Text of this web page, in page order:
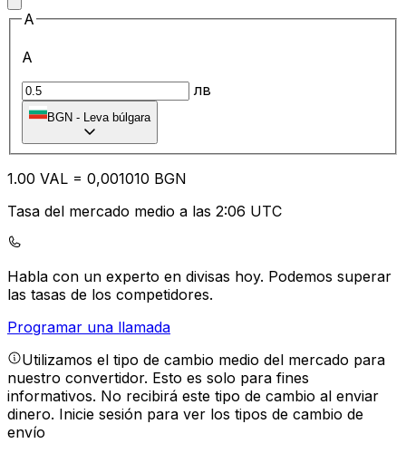
A
A
лв
BGN - Leva búlgara
1.00 VAL = 0,001010 BGN
Tasa del mercado medio a las 2:06 UTC
Habla con un experto en divisas hoy. Podemos superar
las tasas de los competidores.
Programar una llamada
Utilizamos el tipo de cambio medio del mercado para
nuestro convertidor. Esto es solo para fines
informativos. No recibirá este tipo de cambio al enviar
dinero. Inicie sesión para ver los tipos de cambio de
envío